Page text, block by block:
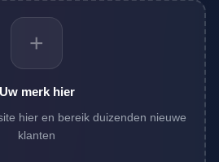
+
Uw merk hier
hier en bereik duizenden nieuwe
klanten